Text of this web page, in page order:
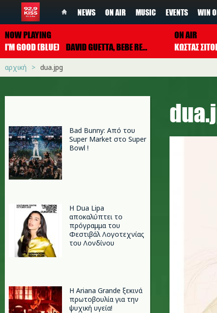
NEWS ON AIR MUSIC EVENTS WIN
NOW PLAYING
I'M GOOD (BLUE)
DAVID GUETTA, BEBE REXHA
ON AIR
ΚΩΣΤΑΣ
αρχική dua.jpg
Bad Bunny: Από του
Super Market στο Super
Bowl !
Η Dua Lipa
αποκαλύπτει το
πρόγραμμα του
Φεστιβάλ Λογοτεχνίας
του Λονδίνου
Η Ariana Grande ξεκινά
πρωτοβουλία για την
ψυχική υγεία!